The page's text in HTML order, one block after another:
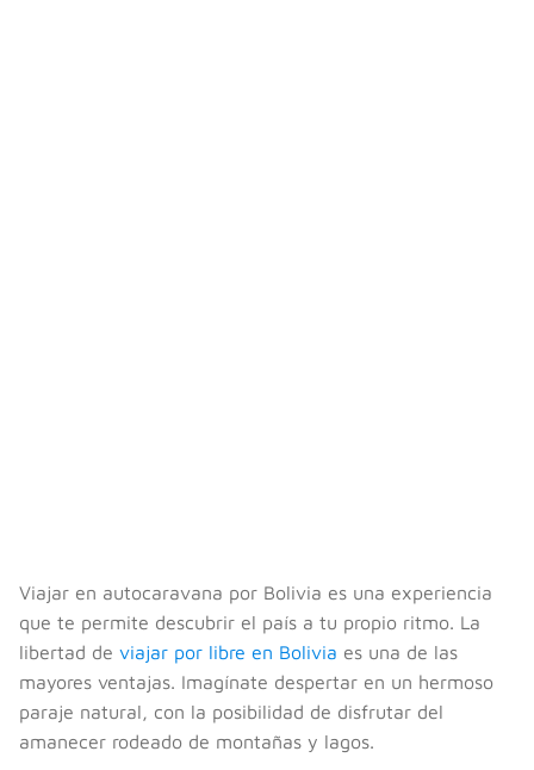
Viajar en autocaravana por Bolivia es una experiencia
que te permite descubrir el país a tu propio ritmo. La
libertad de viajar por libre en Bolivia es una de las
mayores ventajas. Imagínate despertar en un hermoso
paraje natural, con la posibilidad de disfrutar del
amanecer rodeado de montañas y lagos.